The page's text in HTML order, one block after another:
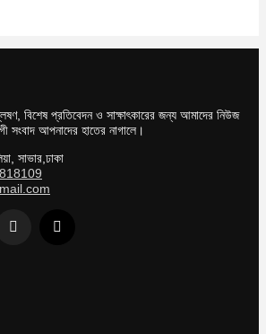
বিশেষ প্রতিবেদন ও সাক্ষাৎকারের জন্য আমাদের নিউজ
সংবাদ আপনাদের হাতের নাগালে।
সাভার,ঢাকা